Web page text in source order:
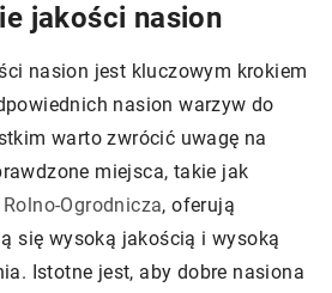
jakości nasion
nasion jest kluczowym krokiem
nasion warzyw do
warto zwrócić uwagę na
miejsca, takie jak
Ogrodnicza, oferują
się wysoką jakością i wysoką
Istotne jest, aby dobre nasiona